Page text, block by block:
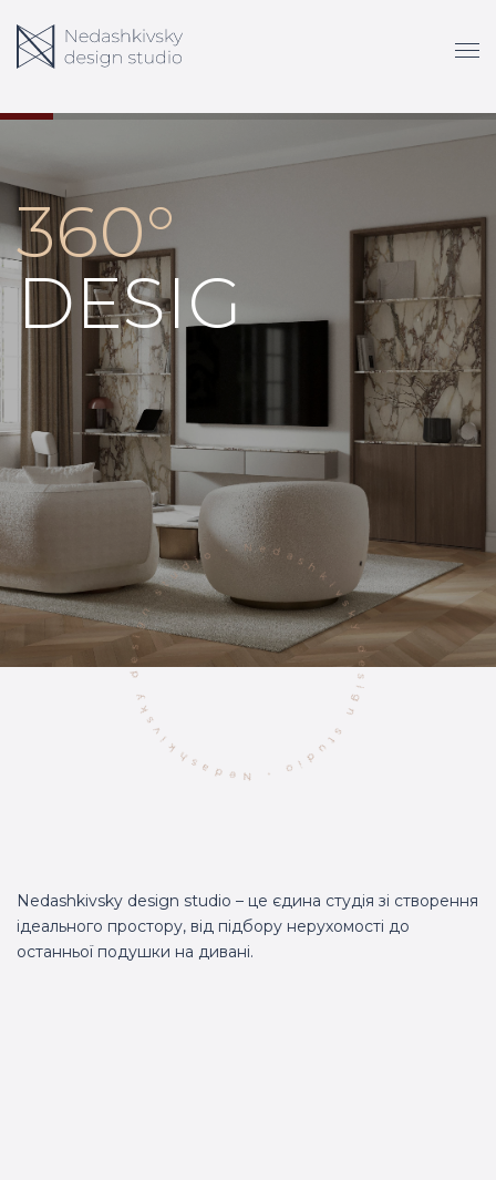
Manager (noscript) -->
360°
L
Nedashkivsky design studio – це єдина студія зі створення
ідеального простору, від підбору нерухомості до
останньої подушки на дивані.